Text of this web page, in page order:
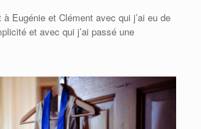
Eugénie et Clément avec qui j’ai eu de
et avec qui j’ai passé une